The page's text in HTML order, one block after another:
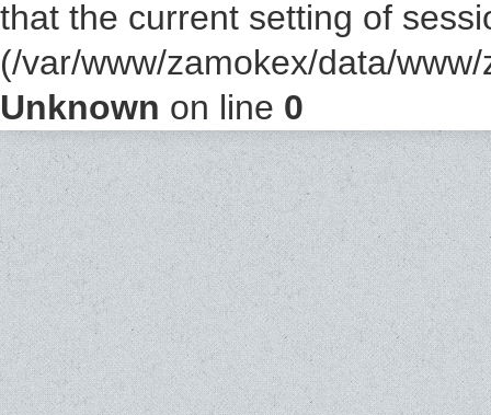
that the current setting of
(/var/www/zamokex/data/
Unknown on line 0